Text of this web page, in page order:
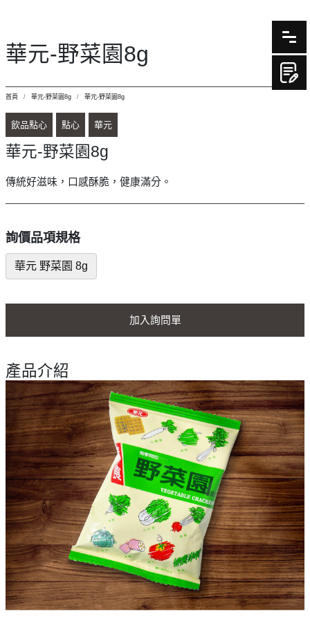
華元-野菜園8g
首頁 華元-野菜園8g 華元-野菜園8g
飲品點心 點心 華元
華元-野菜園8g
傳統好滋味，口感酥脆，健康滿分。
詢價品項規格
華元 野菜園 8g
加入詢問單
產品介紹